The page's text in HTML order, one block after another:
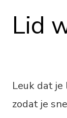
Lid
Leuk dat
zodat je